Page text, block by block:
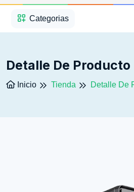
Categorias
Detalle De Producto
Inicio Tienda Detalle De